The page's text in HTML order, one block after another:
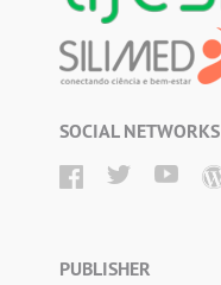
SOCIAL NETWORKS
PUBLISHER